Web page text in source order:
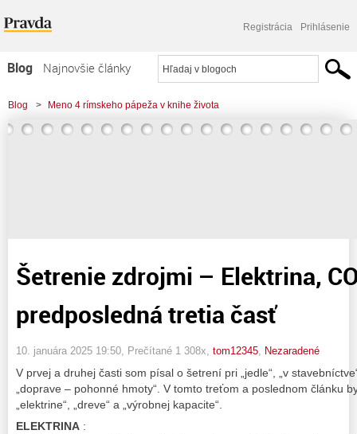
Registrácia Prihlásenie
Blog
Najnovšie články
Najčítanejšie články
Najkomentovanejšie články
Blog > Meno 4 rímskeho pápeža v knihe života
> Šetrenie zdrojmi - Elektrina, CO2 - predposledná tretia časť
Šetrenie zdrojmi – Elektrina,
predposledná tretia časť
10. januára 2025 19:50 , Prečítané 1 308x, tom12345 Nezaradené
V prvej a druhej časti som písal o šetrení pri „jedle“, „v
„doprave – pohonné hmoty“. V tomto treťom a poslednom článku
„elektrine“, „dreve“ a „výrobnej kapacite“.
ELEKTRINA :